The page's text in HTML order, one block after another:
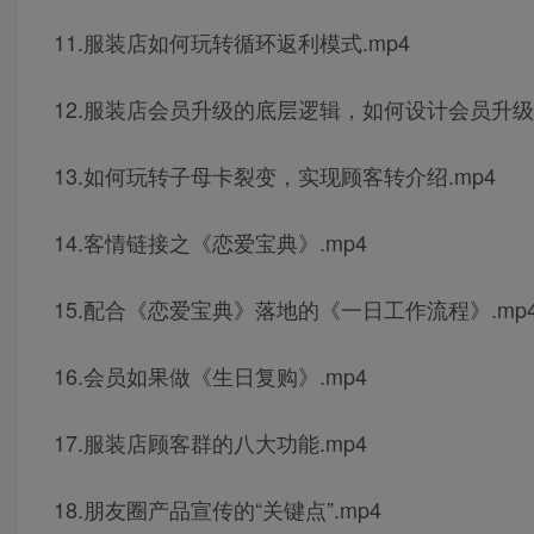
11.服装店如何玩转循环返利模式.mp4
12.服装店会员升级的底层逻辑，如何设计会员升
13.如何玩转子母卡裂变，实现顾客转介绍.mp4
14.客情链接之《恋爱宝典》.mp4
15.配合《恋爱宝典》落地的《一日工作流程》
16.会员如果做《生日复购》.mp4
17.服装店顾客群的八大功能.mp4
18.朋友圈产品宣传的“关键点”.mp4